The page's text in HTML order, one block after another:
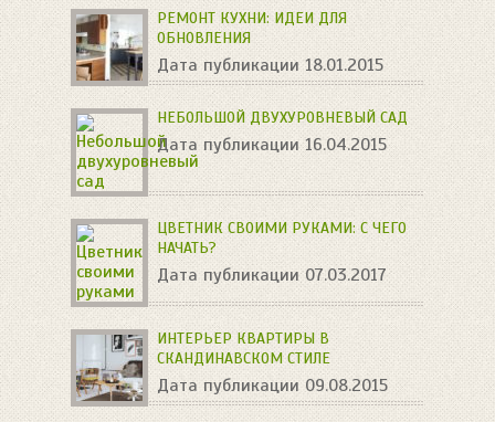
РЕМОНТ КУХНИ: ИДЕИ ДЛЯ
ОБНОВЛЕНИЯ
Дата публикации 18.01.2015
НЕБОЛЬШОЙ ДВУХУРОВНЕВЫЙ САД
Дата публикации 16.04.2015
ЦВЕТНИК СВОИМИ РУКАМИ: С ЧЕГО
НАЧАТЬ?
Дата публикации 07.03.2017
ИНТЕРЬЕР КВАРТИРЫ В
СКАНДИНАВСКОМ СТИЛЕ
Дата публикации 09.08.2015